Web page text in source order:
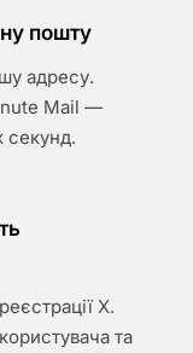
пошту
адресу.
Mail —
секунд.
X.
та